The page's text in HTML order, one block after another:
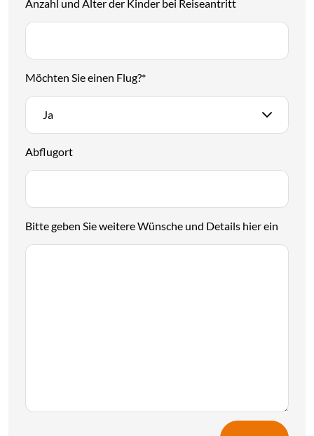
Anzahl und Alter der Kinder bei Reiseantritt
Möchten Sie einen Flug?*
Ja
Abflugort
Bitte geben Sie weitere Wünsche und Details hier ein